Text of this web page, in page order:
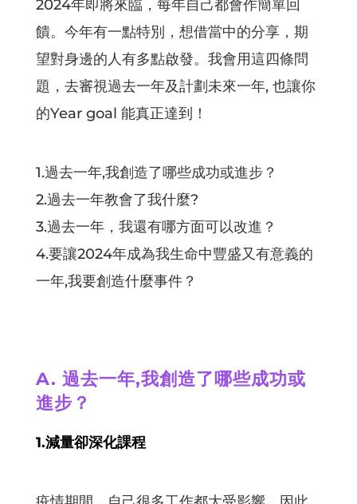
2024年即將來臨，每年自己都會作簡單回
饋。今年有一點特別，想借當中的分享，期
望對身邊的人有多點啟發。我會用這四條問
題，去審視過去一年及計劃未來一年, 也讓你
的Year goal 能真正達到！
1.過去一年,我創造了哪些成功或進步？
2.過去一年教會了我什麼?
3.過去一年，我還有哪方面可以改進？
4.要讓2024年成為我生命中豐盛又有意義的
一年,我要創造什麼事件？
A. 過去一年,我創造了哪些成功或
進步？
1.減量卻深化課程